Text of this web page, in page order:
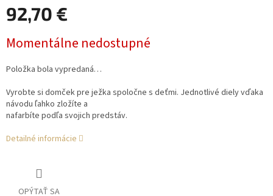
92,70 €
cena:
Momentálne nedostupné
Položka bola vypredaná…
Vyrobte si domček pre ježka spoločne s deťmi. Jednotlivé diely vďaka
návodu ľahko zložíte a
nafarbíte podľa svojich predstáv.
Detailné informácie
OPÝTAŤ SA